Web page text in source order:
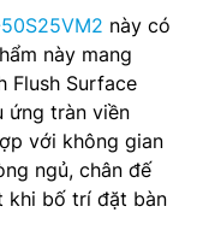
50S25VM2 này có
này mang
Flush Surface
ứng tràn viền
với không gian
ngủ, chân đế
khi bố trí đặt bàn